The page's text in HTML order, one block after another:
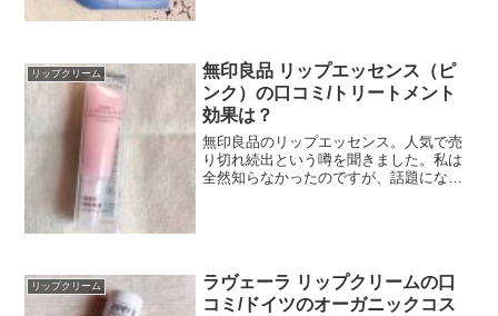
リップクリーム
無印良品 リップエッセンス（ピ
ンク）の口コミ/トリートメント
効果は？
無印良品のリップエッセンス。人気で売
り切れ続出という噂を聞きました。私は
全然知らなかったのですが、話題になっ
リップクリーム
ラヴェーラ リップクリームの口
コミ/ドイツのオーガニックコス